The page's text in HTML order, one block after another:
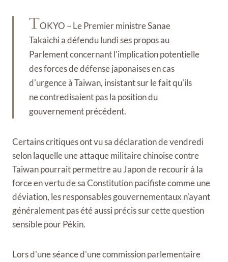
TOKYO – Le Premier ministre Sanae
Takaichi a défendu lundi ses propos au
Parlement concernant l'implication potentielle
des forces de défense japonaises en cas
d'urgence à Taiwan, insistant sur le fait qu'ils
ne contredisaient pas la position du
gouvernement précédent.
Certains critiques ont vu sa déclaration de vendredi
selon laquelle une attaque militaire chinoise contre
Taiwan pourrait permettre au Japon de recourir à la
force en vertu de sa Constitution pacifiste comme une
déviation, les responsables gouvernementaux n'ayant
généralement pas été aussi précis sur cette question
sensible pour Pékin.
Lors d'une séance d'une commission parlementaire